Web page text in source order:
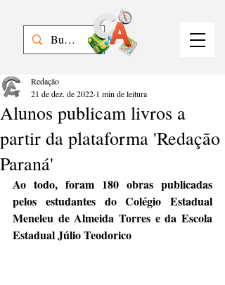
Alunos publicam livros a
partir da plataforma 'Redação
Paraná'
Redação
21 de dez. de 2022 1 min de leitura
Ao todo, foram 180 obras publicadas
pelos estudantes do Colégio Estadual
Meneleu de Almeida Torres e da Escola
Estadual Júlio Teodorico